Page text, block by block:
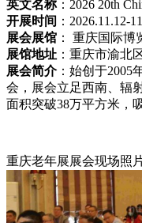
英文名称：2026 20th
开展时间 ：2026.11.12-
展会展馆 ： 重庆国际博
展馆地址 ：重庆市渝北
展会简介：始创于2005
会，展会立足西南、辐
面积突破38万平方米，
重庆老年展展会现场照